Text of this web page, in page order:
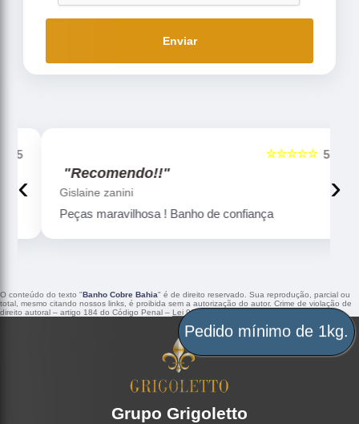
Enviar
5
☆☆☆☆☆
"Recomendo!!"
Gislaine zanini
Peças maravilhosa ! Banho de confiança
‹ ›
O conteúdo do texto "Banho Cobre Bahia" é de direito reservado. Sua reprodução, parcial ou
total, mesmo citando nossos links, é proibida sem a autorização do autor. Crime de violação de
direito autoral – artigo 184 do Código Penal – Lei 9610/98 - Lei de direitos autorais
Grupo Grigoletto
Pedido mínimo de 1kg.